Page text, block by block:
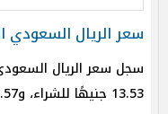
سعر الريال السعودي
سجل سعر الريال
13.53 جنيهًا للشراء، و13.57 جنيهًا للبيع.